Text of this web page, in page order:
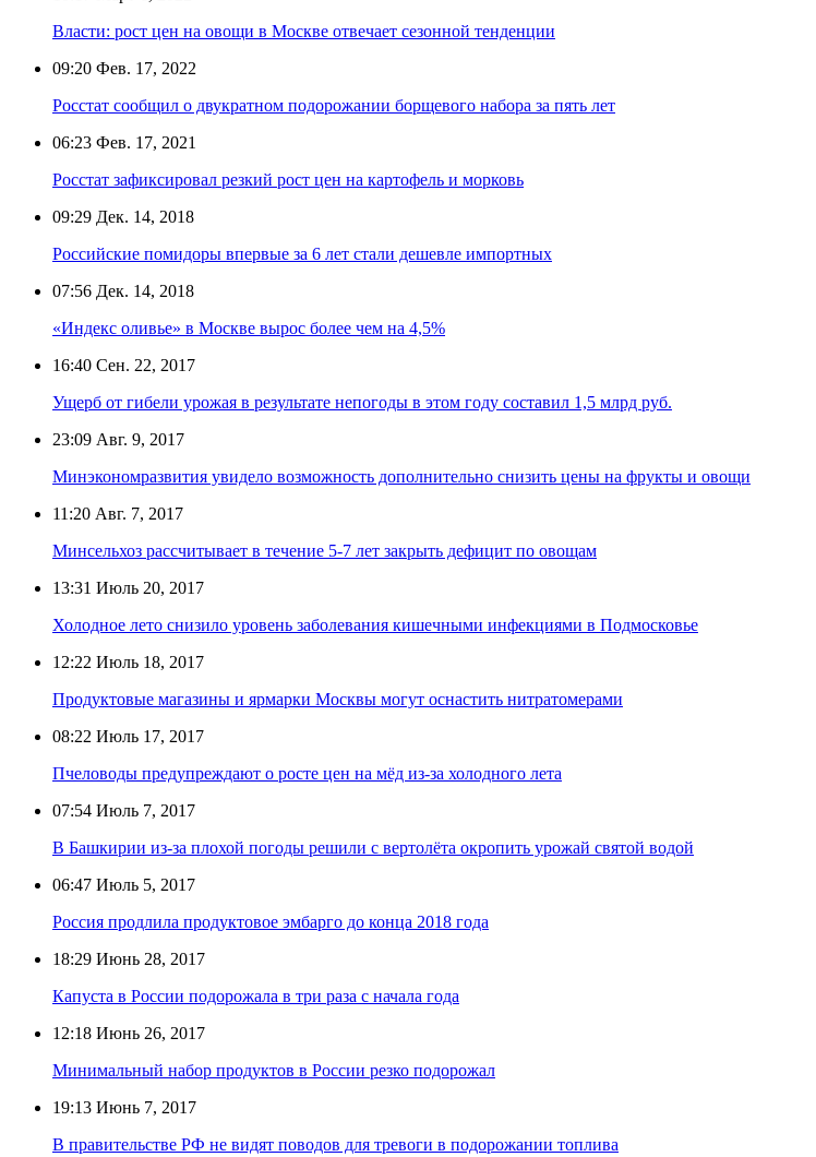
Власти: рост цен на овощи в Москве отвечает сезонной тенденции
09:20 Фев. 17, 2022
Росстат сообщил о двукратном подорожании борщевого набора за пять лет
06:23 Фев. 17, 2021
Росстат зафиксировал резкий рост цен на картофель и морковь
09:29 Дек. 14, 2018
Российские помидоры впервые за 6 лет стали дешевле импортных
07:56 Дек. 14, 2018
«Индекс оливье» в Москве вырос более чем на 4,5%
16:40 Сен. 22, 2017
Ущерб от гибели урожая в результате непогоды в этом году составил 1,5 млрд руб.
23:09 Авг. 9, 2017
Минэкономразвития увидело возможность дополнительно снизить цены на фрукты и овощи
11:20 Авг. 7, 2017
Минсельхоз рассчитывает в течение 5-7 лет закрыть дефицит по овощам
13:31 Июль 20, 2017
Холодное лето снизило уровень заболевания кишечными инфекциями в Подмосковье
12:22 Июль 18, 2017
Продуктовые магазины и ярмарки Москвы могут оснастить нитратомерами
08:22 Июль 17, 2017
Пчеловоды предупреждают о росте цен на мёд из-за холодного лета
07:54 Июль 7, 2017
В Башкирии из-за плохой погоды решили с вертолёта окропить урожай святой водой
06:47 Июль 5, 2017
Россия продлила продуктовое эмбарго до конца 2018 года
18:29 Июнь 28, 2017
Капуста в России подорожала в три раза с начала года
12:18 Июнь 26, 2017
Минимальный набор продуктов в России резко подорожал
19:13 Июнь 7, 2017
В правительстве РФ не видят поводов для тревоги в подорожании топлива